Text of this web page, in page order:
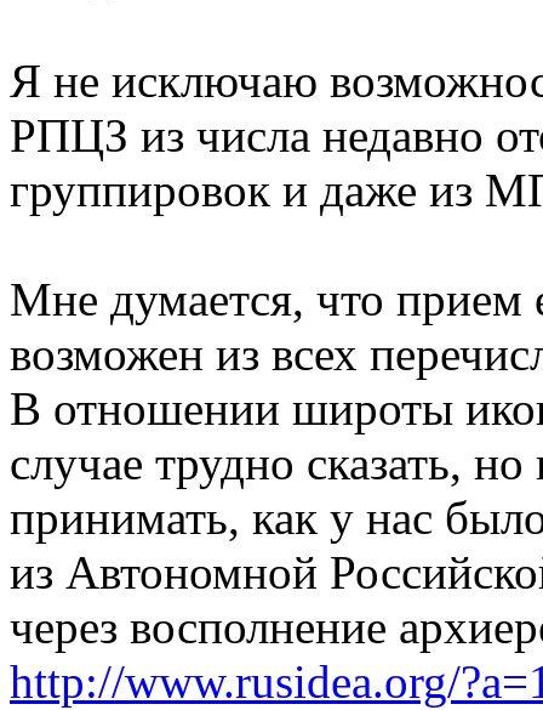
Я не исключаю
РПЦЗ из числа недавно
группировок и даже из
Мне думается, что прием
возможен из всех
В отношении широты
случае трудно сказать,
принимать, как у нас
из Автономной
через восполнение
http://www.rusidea.org/